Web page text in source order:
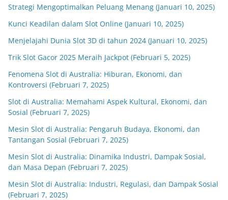
Strategi Mengoptimalkan Peluang Menang (Januari 10, 2025)
Kunci Keadilan dalam Slot Online (Januari 10, 2025)
Menjelajahi Dunia Slot 3D di tahun 2024 (Januari 10, 2025)
Trik Slot Gacor 2025 Meraih Jackpot (Februari 5, 2025)
Fenomena Slot di Australia: Hiburan, Ekonomi, dan
Kontroversi (Februari 7, 2025)
Slot di Australia: Memahami Aspek Kultural, Ekonomi, dan
Sosial (Februari 7, 2025)
Mesin Slot di Australia: Pengaruh Budaya, Ekonomi, dan
Tantangan Sosial (Februari 7, 2025)
Mesin Slot di Australia: Dinamika Industri, Dampak Sosial,
dan Masa Depan (Februari 7, 2025)
Mesin Slot di Australia: Industri, Regulasi, dan Dampak Sosial
(Februari 7, 2025)